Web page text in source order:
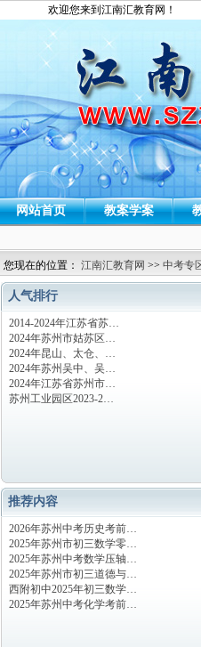
欢迎您来到江南汇教育网！
网站首页 教案学案
您现在的位置： 江南汇教育网 >> 中考专
人气排行
2014-2024年江苏省苏…
2024年苏州市姑苏区…
2024年昆山、太仓、…
2024年苏州吴中、吴…
2024年江苏省苏州市…
苏州工业园区2023-2…
推荐内容
2026年苏州中考历史考前…
2025年苏州市初三数学零…
2025年苏州中考数学压轴…
2025年苏州市初三道德与…
西附初中2025年初三数学…
2025年苏州中考化学考前…